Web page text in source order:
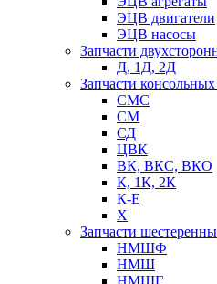
ЭЦВ двигатели
ЭЦВ насосы
Запчасти
Д, 1Д, 2Д
Запчасти консольных
СМС
СМ
СД
ЦВК
ВК, ВКС, ВКО
К, 1К, 2К
К-Е
Х
Запчасти
НМШФ
НМШ
НМШГ